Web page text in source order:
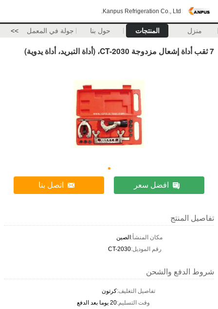
Kanpus Refrigeration Co., Ltd.
منزل المنتجات حول بنا جولة في المعمل >>
7 ثقب أداة إشعال مزدوجة CT-2030، (أداة التبريد، أداة يدوية)
افضل سعر اتصل بنا
تفاصيل المنتج
مكان المنشأ:الصين
رقم الموديل:CT-2030
شروط الدفع والشحن
تفاصيل التغليف:كرتون
وقت التسليم:20 يوما بعد الدفع